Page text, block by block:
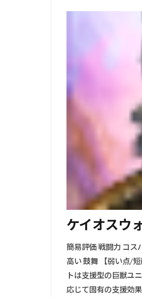
ケイオスウ
簡易評価 戦闘力 コス
高い 鼓舞 【弱い点/
トは支援型の巨獣ユ
応じて固有の支援効